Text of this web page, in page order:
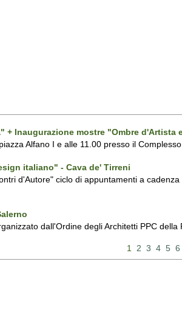
Inaugurazione mostre "Ombre d'Artista
Alfano I e alle 11.00 presso il
italiano" - Cava de' Tirreni
d'Autore" ciclo di appuntamenti a
dall'Ordine degli Architetti PPC
1 2 3 4 5 6